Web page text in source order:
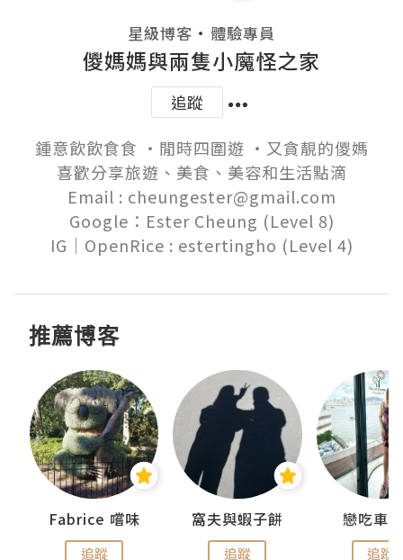
星級博客 ・ 體驗專員
儍媽媽與兩隻小魔怪之家
追蹤
鍾意飲飲食食 ‧閒時四圍遊 ‧又貪靚的儍媽
喜歡分享旅遊、美食、美容和生活點滴
Email : cheungester@gmail.com
Google：Ester Cheung (Level 8)
推薦博客
Fabrice 嚐味
追蹤
窩夫與蝦子餅
追蹤
戀吃車
追蹤